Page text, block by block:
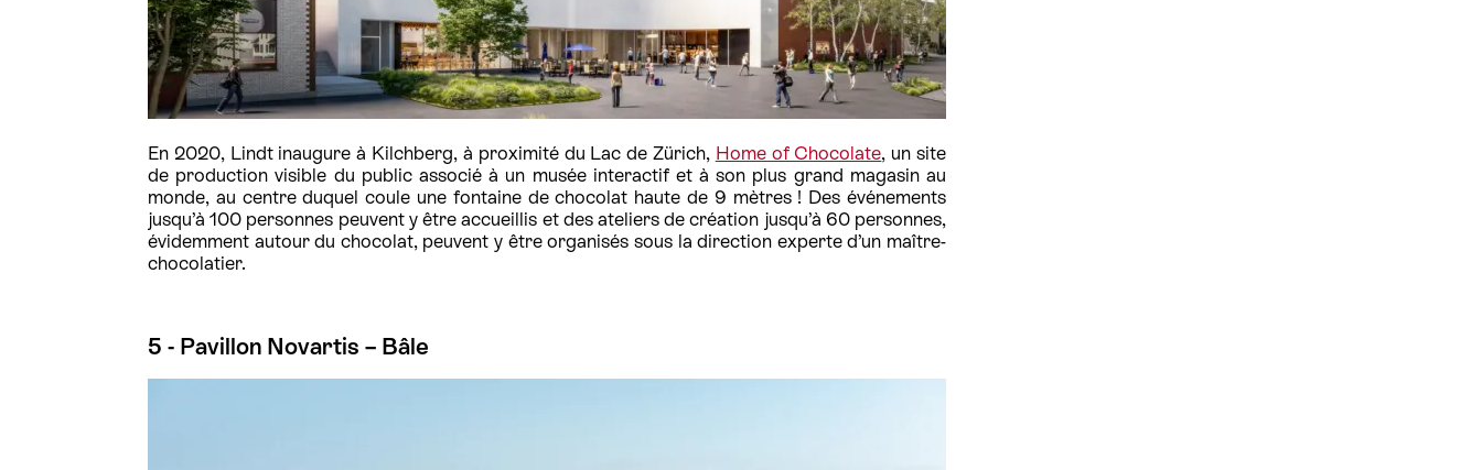
En 2020, Lindt inaugure à Kilchberg, à proximité du Lac de Zürich, Home of Chocolate, un site
de production visible du public associé à un musée interactif et à son plus grand magasin au
monde, au centre duquel coule une fontaine de chocolat haute de 9 mètres ! Des événements
jusqu’à 100 personnes peuvent y être accueillis et des ateliers de création jusqu’à 60 personnes,
évidemment autour du chocolat, peuvent y être organisés sous la direction experte d’un maître-
chocolatier.
5 - Pavillon Novartis – Bâle